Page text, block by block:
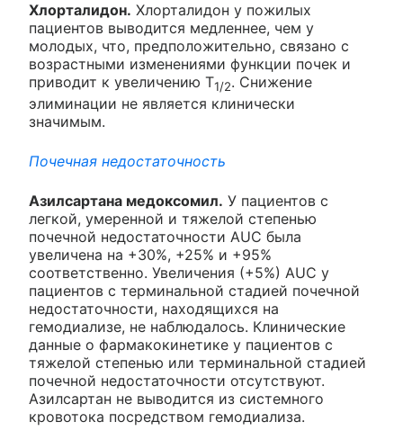
Хлорталидон. Хлорталидон у пожилых
пациентов выводится медленнее, чем у
молодых, что, предположительно, связано с
возрастными изменениями функции почек и
приводит к увеличению Т1/2. Снижение
элиминации не является клинически
значимым.
Почечная недостаточность
Азилсартана медоксомил. У пациентов с
легкой, умеренной и тяжелой степенью
почечной недостаточности AUC была
увеличена на +30%, +25% и +95%
соответственно. Увеличения (+5%) AUC у
пациентов с терминальной стадией почечной
недостаточности, находящихся на
гемодиализе, не наблюдалось. Клинические
данные о фармакокинетике у пациентов с
тяжелой степенью или терминальной стадией
почечной недостаточности отсутствуют.
Азилсартан не выводится из системного
кровотока посредством гемодиализа.